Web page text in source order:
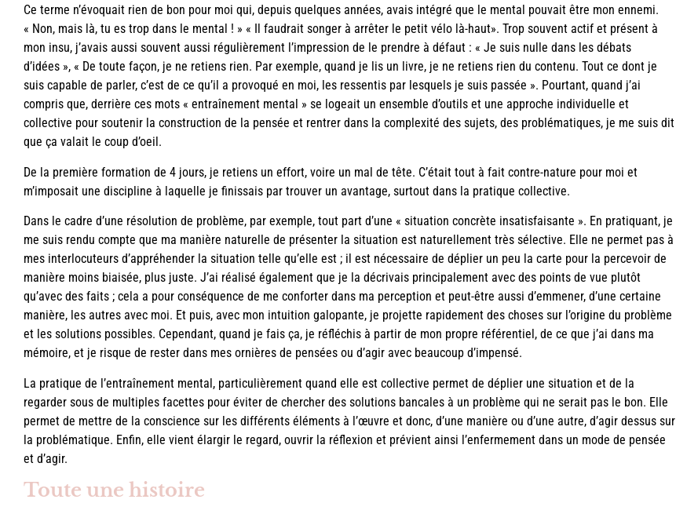
Ce terme n’évoquait rien de bon pour moi qui, depuis quelques années, avais intégré que le mental pouvait être mon ennemi.
« Non, mais là, tu es trop dans le mental ! » « Il faudrait songer à arrêter le petit vélo là-haut». Trop souvent actif et présent à
mon insu, j’avais aussi souvent aussi régulièrement l’impression de le prendre à défaut : « Je suis nulle dans les débats
d’idées », « De toute façon, je ne retiens rien. Par exemple, quand je lis un livre, je ne retiens rien du contenu. Tout ce dont je
suis capable de parler, c’est de ce qu’il a provoqué en moi, les ressentis par lesquels je suis passée ». Pourtant, quand j’ai
compris que, derrière ces mots « entraînement mental » se logeait un ensemble d’outils et une approche individuelle et
collective pour soutenir la construction de la pensée et rentrer dans la complexité des sujets, des problématiques, je me suis dit
que ça valait le coup d’oeil.
De la première formation de 4 jours, je retiens un effort, voire un mal de tête. C’était tout à fait contre-nature pour moi et
m’imposait une discipline à laquelle je finissais par trouver un avantage, surtout dans la pratique collective.
Dans le cadre d’une résolution de problème, par exemple, tout part d’une « situation concrète insatisfaisante ». En pratiquant, je
me suis rendu compte que ma manière naturelle de présenter la situation est naturellement très sélective. Elle ne permet pas à
mes interlocuteurs d’appréhender la situation telle qu’elle est ; il est nécessaire de déplier un peu la carte pour la percevoir de
manière moins biaisée, plus juste. J’ai réalisé également que je la décrivais principalement avec des points de vue plutôt
qu’avec des faits ; cela a pour conséquence de me conforter dans ma perception et peut-être aussi d’emmener, d’une certaine
manière, les autres avec moi. Et puis, avec mon intuition galopante, je projette rapidement des choses sur l’origine du problème
et les solutions possibles. Cependant, quand je fais ça, je réfléchis à partir de mon propre référentiel, de ce que j’ai dans ma
mémoire, et je risque de rester dans mes ornières de pensées ou d’agir avec beaucoup d’impensé.
La pratique de l’entraînement mental, particulièrement quand elle est collective permet de déplier une situation et de la
regarder sous de multiples facettes pour éviter de chercher des solutions bancales à un problème qui ne serait pas le bon. Elle
permet de mettre de la conscience sur les différents éléments à l’œuvre et donc, d’une manière ou d’une autre, d’agir dessus sur
la problématique. Enfin, elle vient élargir le regard, ouvrir la réflexion et prévient ainsi l’enfermement dans un mode de pensée
et d’agir.
Toute une histoire